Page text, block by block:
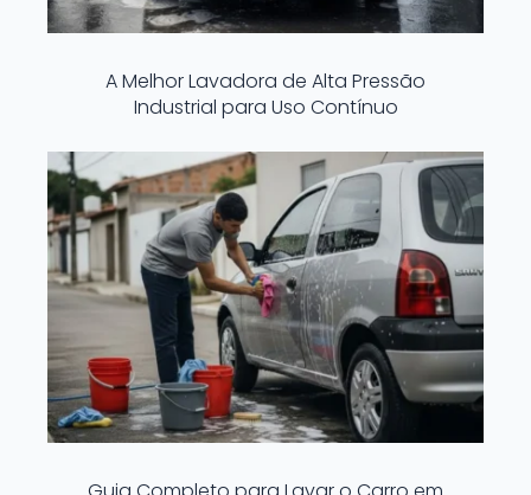
A Melhor Lavadora de Alta Pressão
Industrial para Uso Contínuo